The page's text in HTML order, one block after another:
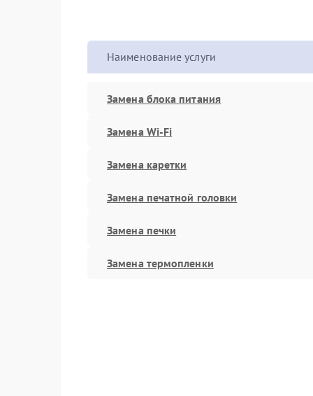
Наименование услуги
Замена блока питания
Замена Wi-Fi
Замена каретки
Замена печатной головки
Замена печки
Замена термопленки